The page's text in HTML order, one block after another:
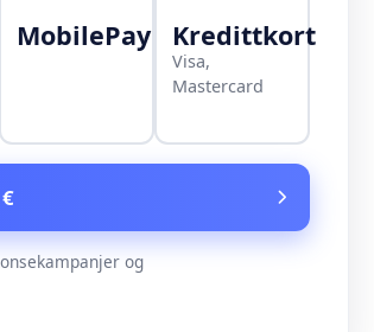
MobilePay Kredittkort
Visa,
Mastercard
og